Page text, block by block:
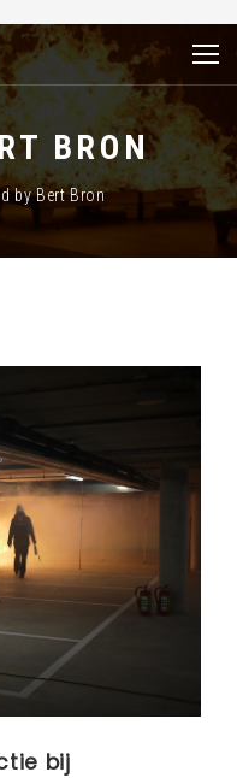
BRON
by Bert Bron
bij